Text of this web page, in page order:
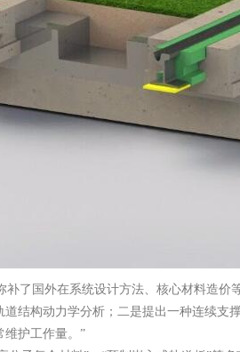
了国外在系统设计方法、核心材料造
结构动力学分析；二是提出一种连续
维护工作量。”